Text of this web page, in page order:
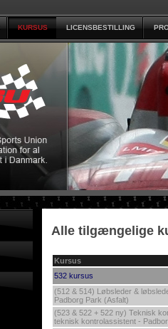
KURSUS LICENSBESTILLING
Alle tilgængelige
Kursus
532 kursus
(512 & 514) Løbsleder &
Padborg Park (Asfalt)
(523 & 522 + 522 ny) Teknisk
teknisk kontrolassistent -